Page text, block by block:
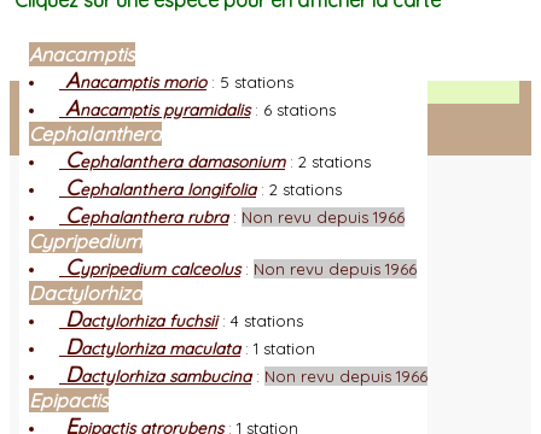
Facebook
Connexion adhérent
Anacamptis
Anacamptis morio: 5 stations
Anacamptis pyramidalis: 6 stations
Cephalanthera
Cephalanthera damasonium: 2 stations
Cephalanthera longifolia: 2 stations
Cephalanthera rubra: Non revu depuis 1966
Cypripedium
Cypripedium calceolus: Non revu depuis 1966
Dactylorhiza
Dactylorhiza fuchsii: 4 stations
Dactylorhiza maculata: 1 station
Dactylorhiza sambucina: Non revu depuis 1966
Epipactis
Epipactis atrorubens: 1 station